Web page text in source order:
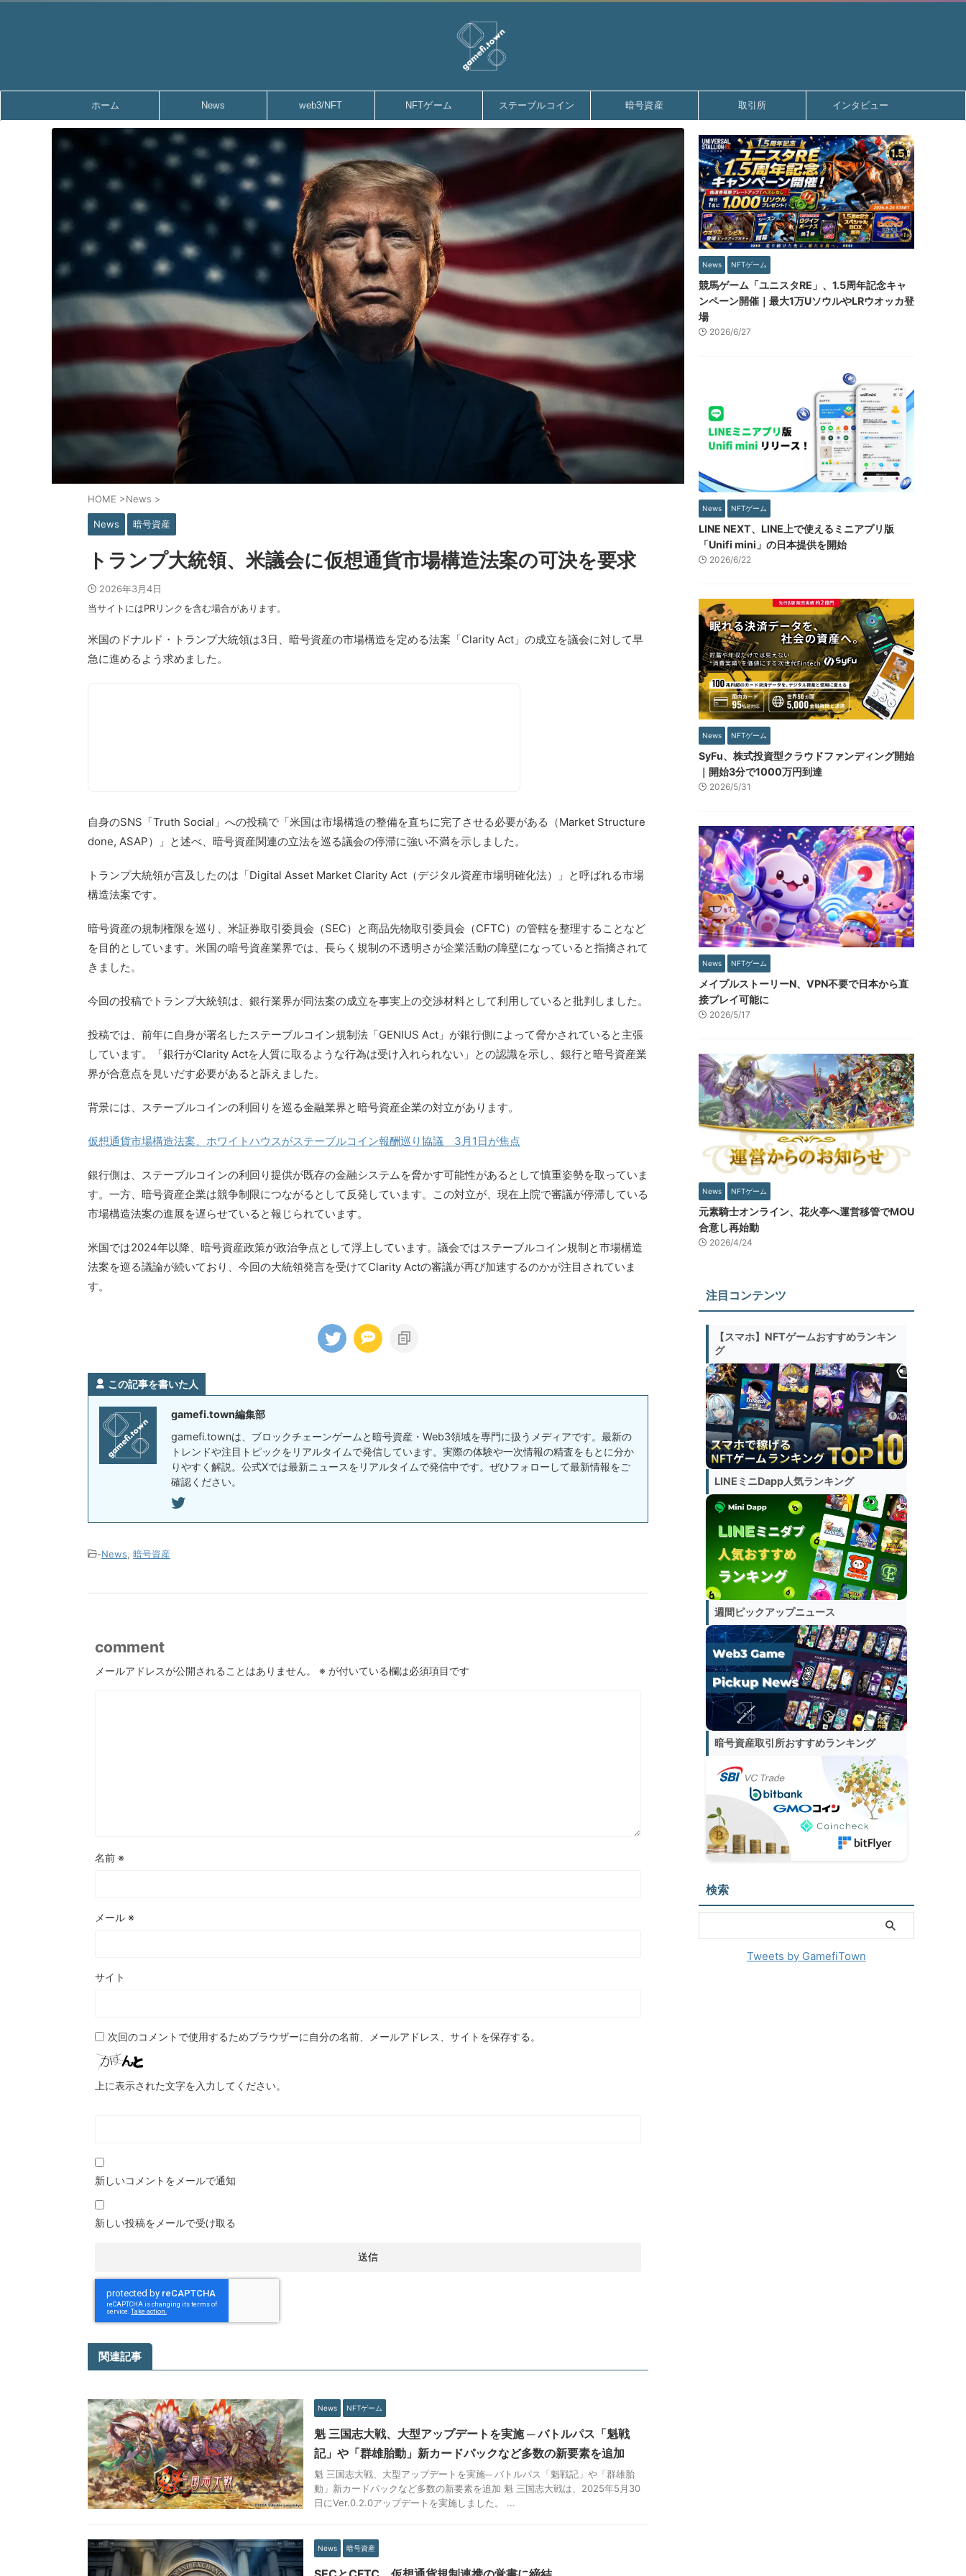
ホーム News web3/NFT NFTゲーム ステーブルコイン 暗号資産 取引所 インタビュー
HOME >News >
News 暗号資産
トランプ大統領、米議会に仮想通貨市場構造法案の可決を要求
2026年3月4日
当サイトにはPRリンクを含む場合があります。
米国のドナルド・トランプ大統領は3日、暗号資産の市場構造を定める法案「Clarity Act」の成立を議会に対して早
急に進めるよう求めました。
自身のSNS「Truth Social」への投稿で「米国は市場構造の整備を直ちに完了させる必要がある（Market Structure
done, ASAP）」と述べ、暗号資産関連の立法を巡る議会の停滞に強い不満を示しました。
トランプ大統領が言及したのは「Digital Asset Market Clarity Act（デジタル資産市場明確化法）」と呼ばれる市場
構造法案です。
暗号資産の規制権限を巡り、米証券取引委員会（SEC）と商品先物取引委員会（CFTC）の管轄を整理することなど
を目的としています。米国の暗号資産業界では、長らく規制の不透明さが企業活動の障壁になっていると指摘されて
きました。
今回の投稿でトランプ大統領は、銀行業界が同法案の成立を事実上の交渉材料として利用していると批判しました。
投稿では、前年に自身が署名したステーブルコイン規制法「GENIUS Act」が銀行側によって脅かされていると主張
しています。「銀行がClarity Actを人質に取るような行為は受け入れられない」との認識を示し、銀行と暗号資産業
界が合意点を見いだす必要があると訴えました。
背景には、ステーブルコインの利回りを巡る金融業界と暗号資産企業の対立があります。
仮想通貨市場構造法案、ホワイトハウスがステーブルコイン報酬巡り協議 3月1日が焦点
銀行側は、ステーブルコインの利回り提供が既存の金融システムを脅かす可能性があるとして慎重姿勢を取っていま
す。一方、暗号資産企業は競争制限につながるとして反発しています。この対立が、現在上院で審議が停滞している
市場構造法案の進展を遅らせていると報じられています。
米国では2024年以降、暗号資産政策が政治争点として浮上しています。議会ではステーブルコイン規制と市場構造
法案を巡る議論が続いており、今回の大統領発言を受けてClarity Actの審議が再び加速するのかが注目されていま
す。
この記事を書いた人
gamefi.town編集部
gamefi.townは、ブロックチェーンゲームと暗号資産・Web3領域を専門に扱うメディアです。最新の
トレンドや注目トピックをリアルタイムで発信しています。実際の体験や一次情報の精査をもとに分か
りやすく解説。公式Xでは最新ニュースをリアルタイムで発信中です。ぜひフォローして最新情報をご
確認ください。
-News, 暗号資産
comment
メールアドレスが公開されることはありません。 ※ が付いている欄は必須項目です
名前 ※
メール ※
サイト
次回のコメントで使用するためブラウザーに自分の名前、メールアドレス、サイトを保存する。
上に表示された文字を入力してください。
新しいコメントをメールで通知
新しい投稿をメールで受け取る
関連記事
News NFTゲーム
魁 三国志大戦、大型アップデートを実施 ─ バトルパス「魁戦
記」や「群雄胎動」新カードパックなど多数の新要素を追加
魁 三国志大戦、大型アップデートを実施─ バトルパス「魁戦記」や「群雄胎
動」新カードパックなど多数の新要素を追加 魁 三国志大戦は、2025年5月30
日にVer.0.2.0アップデートを実施しました。 ...
News 暗号資産
News NFTゲーム
競馬ゲーム「ユニスタRE」、1.5周年記念キャ
ンペーン開催｜最大1万UソウルやLRウオッカ登
場
2026/6/27
News NFTゲーム
LINE NEXT、LINE上で使えるミニアプリ版
「Unifi mini」の日本提供を開始
2026/6/22
News NFTゲーム
SyFu、株式投資型クラウドファンディング開始
｜開始3分で1000万円到達
2026/5/31
News NFTゲーム
メイプルストーリーN、VPN不要で日本から直
接プレイ可能に
2026/5/17
News NFTゲーム
元素騎士オンライン、花火亭へ運営移管でMOU
合意し再始動
2026/4/24
注目コンテンツ
【スマホ】NFTゲームおすすめランキン
グ
LINEミニDapp人気ランキング
週間ピックアップニュース
暗号資産取引所おすすめランキング
検索
Tweets by GamefiTown